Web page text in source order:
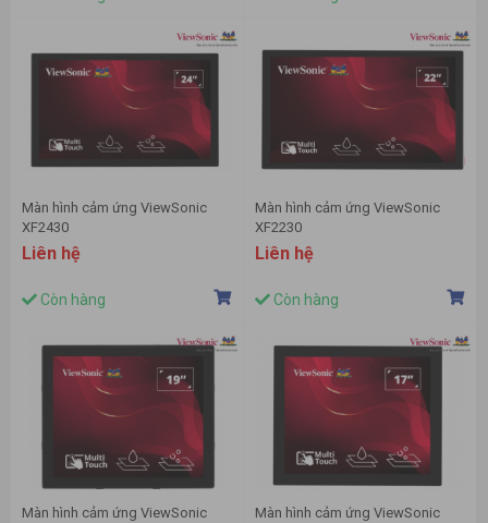
Màn hình cảm ứng ViewSonic
XF2430
Liên hệ
Còn hàng
Màn hình cảm ứng ViewSonic
XF2230
Liên hệ
Còn hàng
Màn hình cảm ứng ViewSonic
Màn hình cảm ứng ViewSonic